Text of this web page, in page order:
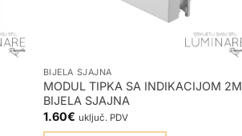
BIJELA SJAJNA
MODUL TIPKA SA INDIKACIJOM 2M
BIJELA SJAJNA
1.60€ uključ. PDV